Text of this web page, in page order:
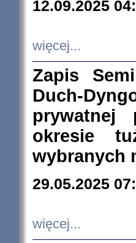
12.09.2025
więcej...
Zapis
Duch-
prywatnej
okresie
wybranych
29.05.2025
więcej...